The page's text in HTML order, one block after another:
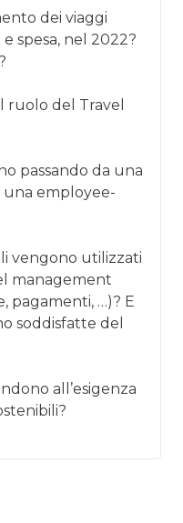
dei viaggi
spesa, nel 2022?
ruolo del Travel
passando da una
una employee-
vengono utilizzati
management
pagamenti, …)? E
soddisfatte del
all’esigenza